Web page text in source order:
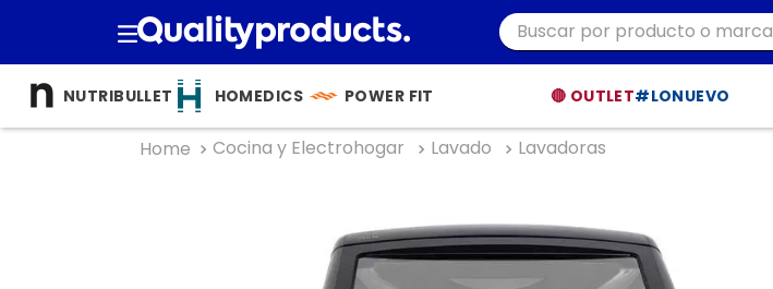
Buscar por producto o marca
NUTRIBULLET HOMEDICS POWER FIT 🔴 OUTLET#LONUEVO
Cocina y Electrohogar Lavado Lavadoras
TÉRMINOS MÁS BUSCADOS
2.
bienestar
4.
nutri bullet